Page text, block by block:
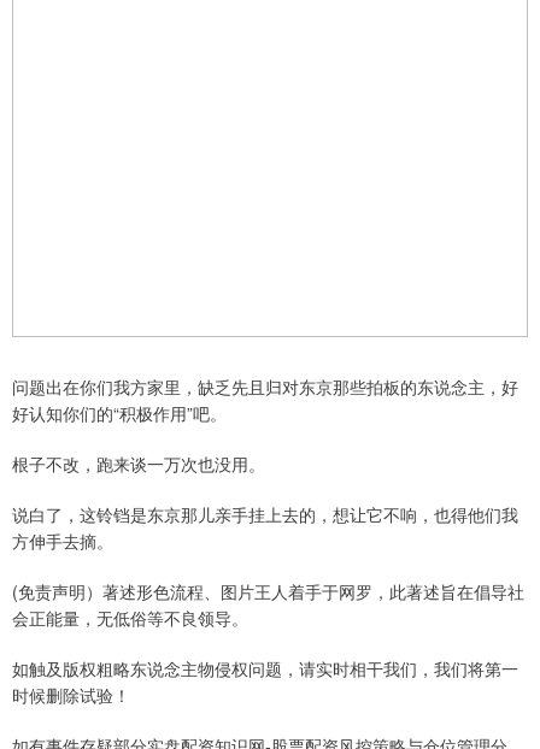
问题出在你们我方家里，缺乏先且归对东京那些拍板的东说念主，好
好认知你们的“积极作用”吧。
根子不改，跑来谈一万次也没用。
说白了，这铃铛是东京那儿亲手挂上去的，想让它不响，也得他们我
方伸手去摘。
(免责声明）著述形色流程、图片王人着手于网罗，此著述旨在倡导社
会正能量，无低俗等不良领导。
如触及版权粗略东说念主物侵权问题，请实时相干我们，我们将第一
时候删除试验！